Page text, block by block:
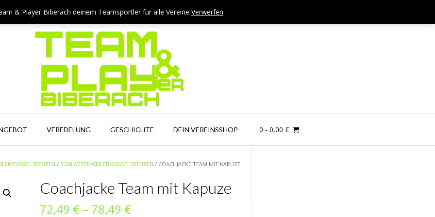
& Player Biberach deinem Teamsportler für alle Vereine Verwerfen
VEREDELUNG GESCHICHTE DEIN VEREINSSHOP 0 - 0,00 €
OGGELSBEUREN / SGM ATTENWEILER/OGGELSBEUREN / COACHJACKE TEAM MIT KAPUZE
Coachjacke Team mit Kapuze
72,49 € – 78,49 €Preisspanne: